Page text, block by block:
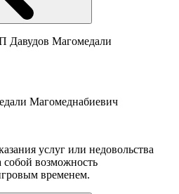
Давудов Магомедали
Магомеднабиевич
услуг или недовольства
собой возможность
временем.